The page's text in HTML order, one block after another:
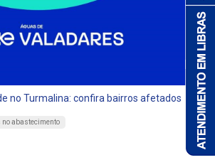
no Turmalina: confira bairros afetados
no abastecimento